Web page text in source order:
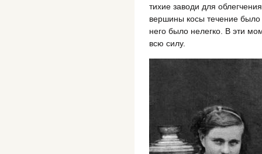
тихие заводи для
вершины косы течение
него было нелегко. В эти
всю силу.